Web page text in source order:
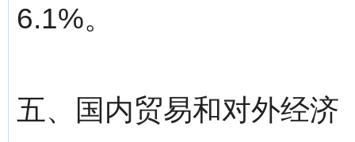
6.1%。
五、国内贸易和对外经济